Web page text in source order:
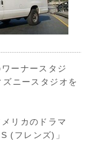
ーナースタジ
ニースタジオを
リカのドラマ
(フレンズ)」